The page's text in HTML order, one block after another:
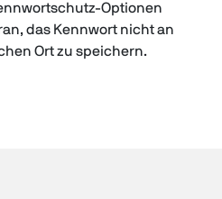
Optionen
das Kennwort nicht an
Ort zu speichern.